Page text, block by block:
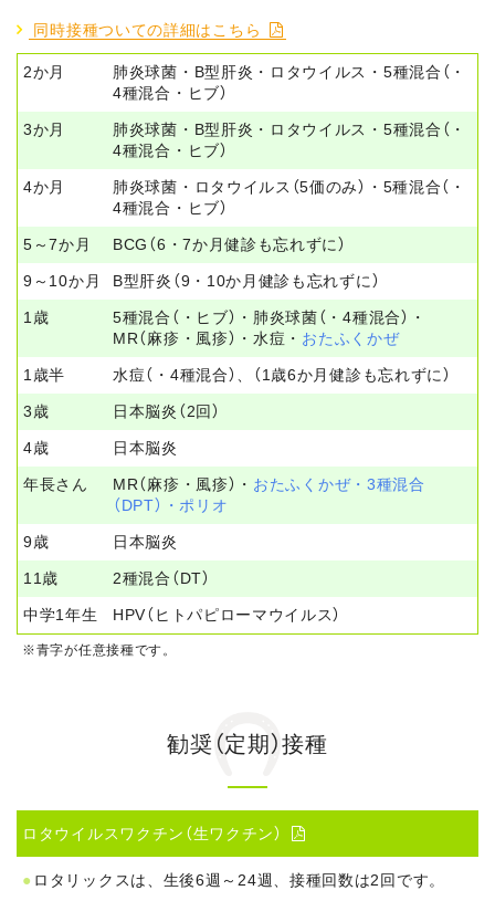
同時接種ついての詳細はこちら 
※青字が任意接種です。
2か月
肺炎球菌・B型肝炎・ロタウイルス・5種混合（・
4種混合・ヒブ）
3か月
肺炎球菌・B型肝炎・ロタウイルス・5種混合（・
4種混合・ヒブ）
4か月
肺炎球菌・ロタウイルス（5価のみ）・5種混合（・
4種混合・ヒブ）
5～7か月 BCG（6・7か月健診も忘れずに）
9～10か月 B型肝炎（9・10か月健診も忘れずに）
1歳
5種混合（・ヒブ）・肺炎球菌（・4種混合）・
MR（麻疹・風疹）・水痘・ おたふくかぜ
1歳半 水痘（・4種混合）、（1歳6か月健診も忘れずに）
3歳 日本脳炎（2回）
4歳 日本脳炎
年長さん MR（麻疹・風疹）・ おたふくかぜ・3種混合
（DPT）・ポリオ
9歳 日本脳炎
11歳 2種混合（DT）
中学1年生 HPV（ヒトパピローマウイルス）
勧奨（定期）接種
ロタウイルスワクチン（生ワクチン） 
ロタリックスは、生後6週～24週、接種回数は2回です。